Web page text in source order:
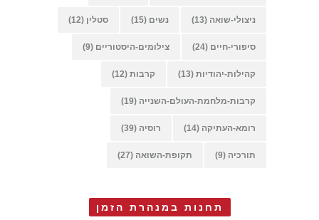
ניצולי-שואה (13) נשים (15) סטלין (12)
סיפורי-חיים (24) צילומים-היסטוריים (9)
קהילות-יהודיות (13) קרבות (12)
קרבות-מלחמת-העולם-השנייה (19)
רומא-העתיקה (14) רוסיה (39)
תורכיה (9) תקופת-השואה (27)
תחנות במנהרת הזמן